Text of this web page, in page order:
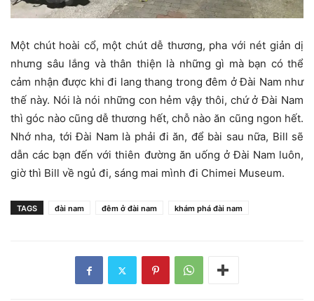
Một chút hoài cổ, một chút dễ thương, pha với nét giản dị
nhưng sâu lắng và thân thiện là những gì mà bạn có thể
cảm nhận được khi đi lang thang trong đêm ở Đài Nam như
thế này. Nói là nói những con hẻm vậy thôi, chứ ở Đài Nam
thì góc nào cũng dễ thương hết, chỗ nào ăn cũng ngon hết.
Nhớ nha, tới Đài Nam là phải đi ăn, để bài sau nữa, Bill sẽ
dẫn các bạn đến với thiên đường ăn uống ở Đài Nam luôn,
giờ thì Bill về ngủ đi, sáng mai mình đi Chimei Museum.
TAGS đài nam đêm ở đài nam khám phá đài nam